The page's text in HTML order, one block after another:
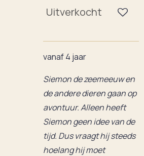
Uitverkocht
vanaf 4 jaar
Siemon de zeemeeuw en
de andere dieren gaan op
avontuur. Alleen heeft
Siemon geen idee van de
tijd. Dus vraagt hij steeds
hoelang hij moet